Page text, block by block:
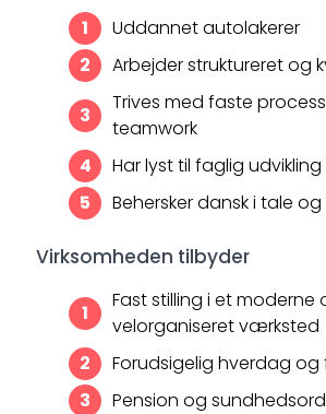
Uddannet autolakerer
Arbejder struktureret og
Trives med faste
teamwork
Har lyst til faglig
Behersker dansk i tale
Virksomheden tilbyder
Fast stilling i et moderne
velorganiseret værksted
Forudsigelig hverdag
Pension og